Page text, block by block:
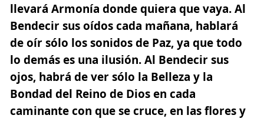
llevará Armonía donde quiera que vaya. Al
Bendecir sus oídos cada mañana, hablará
de oír sólo los sonidos de Paz, ya que todo
lo demás es una ilusión. Al Bendecir sus
ojos, habrá de ver sólo la Belleza y la
Bondad del Reino de Dios en cada
caminante con que se cruce, en las flores y